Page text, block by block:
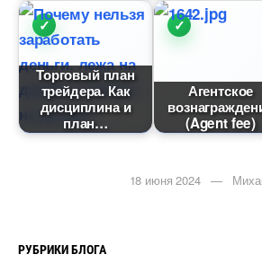
Торговый план
трейдера. Как
дисциплина и
план
Агентское
(Agent fee)
18 июня 2024 —
РУБРИКИ БЛОГА